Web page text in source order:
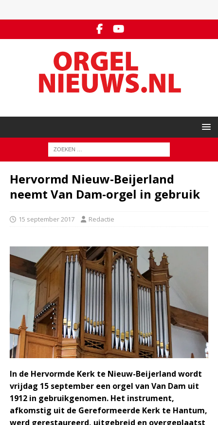
Hervormd Nieuw-Beijerland
neemt Van Dam-orgel in gebruik
15 september 2017 Redactie
In de Hervormde Kerk te Nieuw-Beijerland wordt
vrijdag 15 september een orgel van Van Dam uit
1912 in gebruikgenomen. Het instrument,
afkomstig uit de Gereformeerde Kerk te Hantum,
werd gerestaureerd, uitgebreid en overgeplaatst